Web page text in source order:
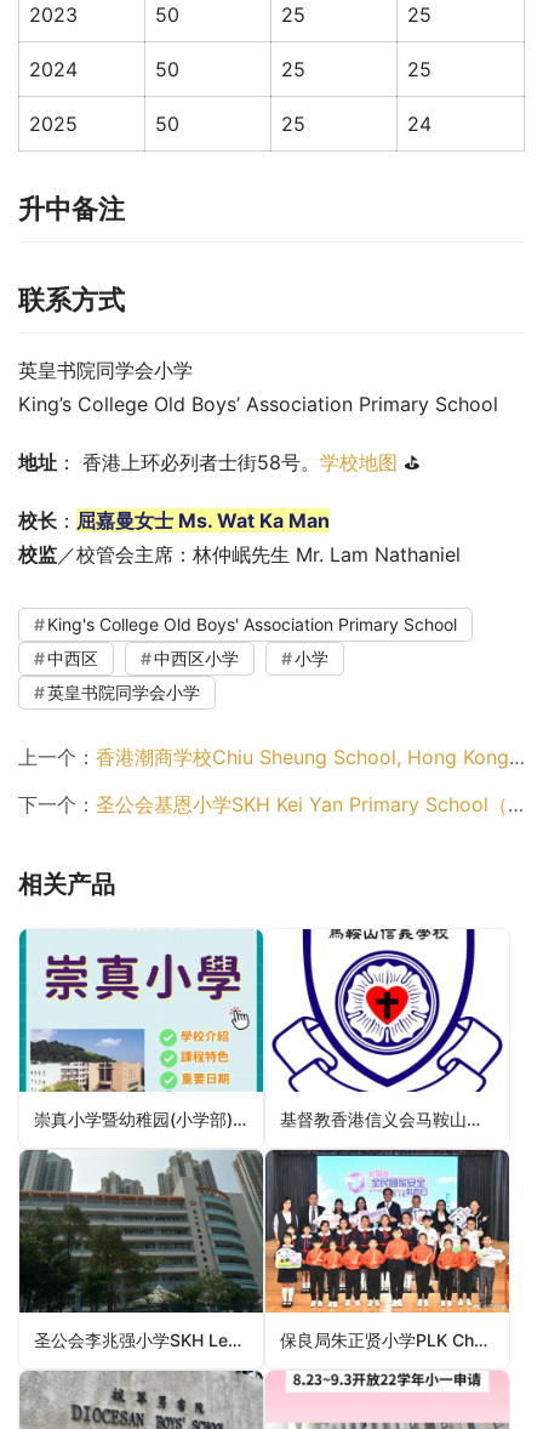
2023 50 25 25
2024 50 25 25
2025 50 25 24
升中备注
联系方式
英皇书院同学会小学
King’s College Old Boys’ Association Primary School
地址 ： 香港上环必列者士街58号。 学校地图 ⛳
校长 ： 屈嘉曼女士 Ms. Wat Ka Man
校监／校管会主席：林仲岷先生 Mr. Lam Nathaniel
King's College Old Boys' Association Primary School
中西区
中西区小学
小学
英皇书院同学会小学
上一个： 香港潮商学校Chiu Sheung School, Hong Kong（中西区小学）
下一个： 圣公会基恩小学SKH Kei Yan Primary School（中西区小学）
相关产品
崇真小学暨幼稚园(小学部)Tsung Tsin Primary School and Kindergarten（深水埗区小学） 基督教香港信义会马鞍山信义学校ELCHK Ma On Shan Lutheran Primary School（沙田区小学）
圣公会李兆强小学SKH Lee Shiu Keung Primary School（观塘区小学） 保良局朱正贤小学PLK Chee Jing Yin Primary School（沙田区小学）